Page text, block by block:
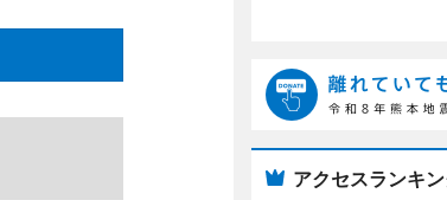
アクセスランキ